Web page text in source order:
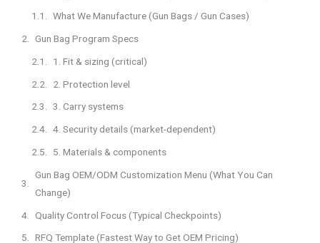
What We Manufacture (Gun Bags / Gun Cases)
Gun Bag Program Specs
1. Fit & sizing (critical)
2. Protection level
3. Carry systems
4. Security details (market-dependent)
5. Materials & components
Gun Bag OEM/ODM Customization Menu (What You Can
Change)
Quality Control Focus (Typical Checkpoints)
RFQ Template (Fastest Way to Get OEM Pricing)